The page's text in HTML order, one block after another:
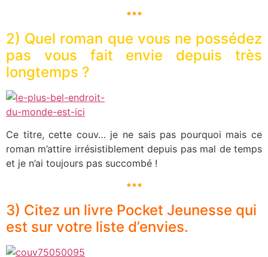
***
2) Quel roman que vous ne possédez
pas vous fait envie depuis très
longtemps ?
Ce titre, cette couv… je ne sais pas pourquoi mais ce
roman m’attire irrésistiblement depuis pas mal de temps
et je n’ai toujours pas succombé !
***
3) Citez un livre Pocket Jeunesse qui
est sur votre liste d’envies.